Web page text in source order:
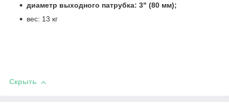
диаметр выходного патрубка: 3" (80 мм);
вес: 13 кг
Скрыть